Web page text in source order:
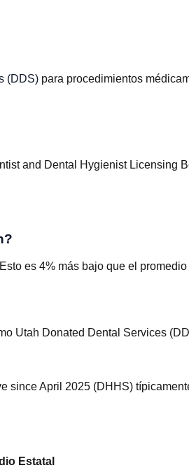
(DDS) para procedimientos
and Dental Hygienist Licensing
es 4% más bajo que el
Utah Donated Dental Services
April 2025 (DHHS)
Estatal